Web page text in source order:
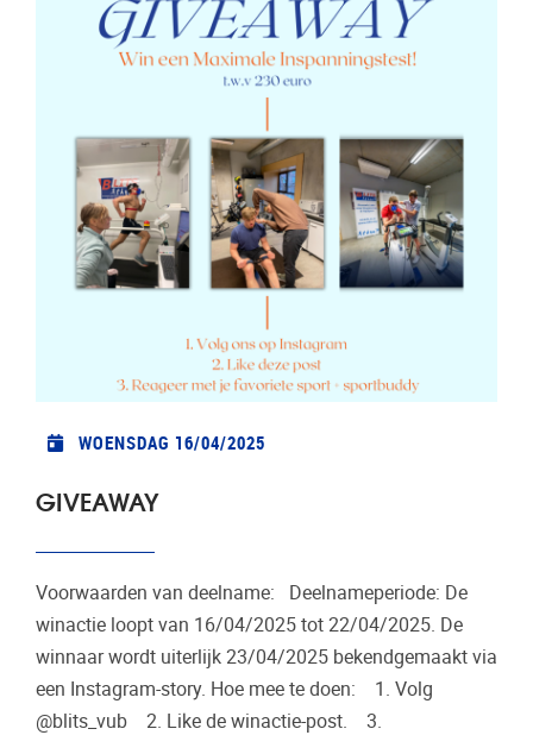
WOENSDAG 16/04/2025
GIVEAWAY
Voorwaarden van deelname: Deelnameperiode: De
winactie loopt van 16/04/2025 tot 22/04/2025. De
winnaar wordt uiterlijk 23/04/2025 bekendgemaakt via
een Instagram-story. Hoe mee te doen: 1. Volg
@blits_vub 2. Like de winactie-post. 3.